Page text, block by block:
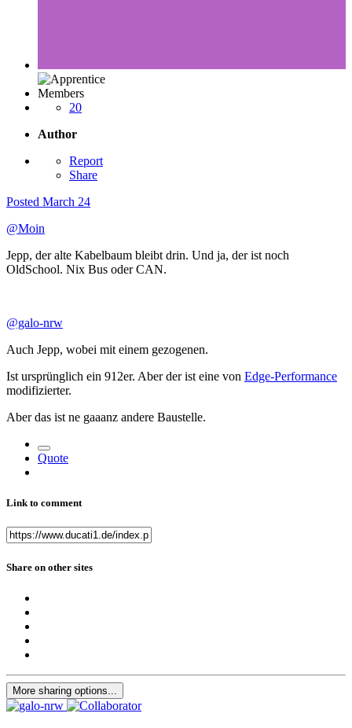
Members
20
Author
Report
Share
Posted March 24
@Moin
Jepp, der alte Kabelbaum bleibt drin. Und ja, der ist noch
OldSchool. Nix Bus oder CAN.
@galo-nrw
Auch Jepp, wobei mit einem gezogenen.
Ist ursprünglich ein 912er. Aber der ist eine von Edge-Performance
modifizierter.
Aber das ist ne gaaanz andere Baustelle.
Quote
Link to comment
Share on other sites
More sharing options...